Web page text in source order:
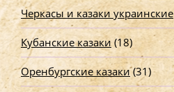
Черкасы и казаки украинские
Кубанские казаки(18)
Оренбургские казаки(31)